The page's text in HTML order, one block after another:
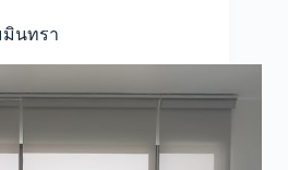
นทรา